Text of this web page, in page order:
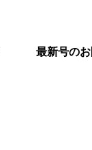
最新号の